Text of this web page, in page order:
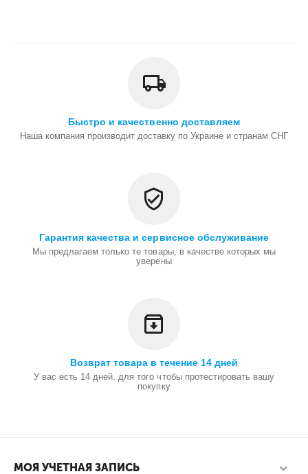
Быстро и качественно доставляем
Наша компания производит доставку по Украине и странам СНГ
Гарантия качества и сервисное обслуживание
Мы предлагаем только те товары, в качестве которых мы
уверены
Возврат товара в течение 14 дней
У вас есть 14 дней, для того чтобы протестировать вашу
покупку
МОЯ УЧЕТНАЯ ЗАПИСЬ